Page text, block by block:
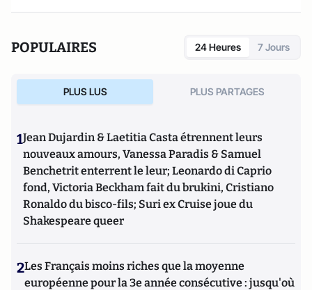
POPULAIRES 24 Heures 7 Jours
PLUS LUS PLUS PARTAGES
1Jean Dujardin & Laetitia Casta étrennent leurs
nouveaux amours, Vanessa Paradis & Samuel
Benchetrit enterrent le leur; Leonardo di Caprio
fond, Victoria Beckham fait du brukini, Cristiano
Ronaldo du bisco-fils; Suri ex Cruise joue du
Shakespeare queer
2Les Français moins riches que la moyenne
européenne pour la 3e année consécutive : jusqu'où